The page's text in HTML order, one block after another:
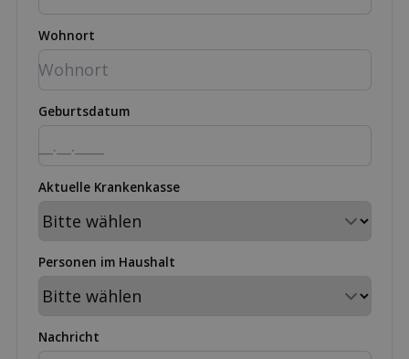
Wohnort
Geburtsdatum
Aktuelle Krankenkasse
Personen im Haushalt
Nachricht